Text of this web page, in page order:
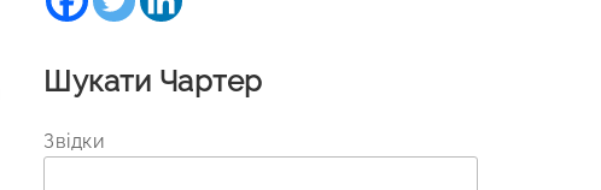
Шукати Чартер
Звідки